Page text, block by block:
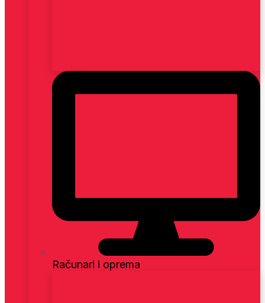
Računari i oprema